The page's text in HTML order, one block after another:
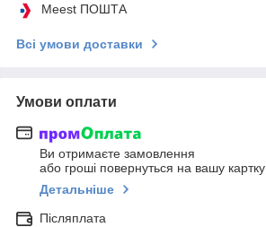
Meest ПОШТА
Всі умови доставки
Умови оплати
Ви отримаєте замовлення
або гроші повернуться на вашу картку
Детальніше
Післяплата